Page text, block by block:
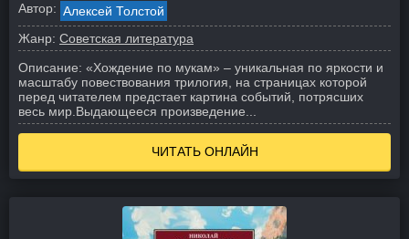
Автор: Алексей Толстой
Жанр: Советская литература
Описание: «Хождение по мукам» – уникальная по яркости и
масштабу повествования трилогия, на страницах которой
перед читателем предстает картина событий, потрясших
весь мир. Выдающееся произведение...
ЧИТАТЬ ОНЛАЙН